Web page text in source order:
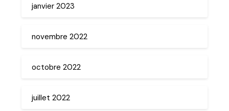
janvier 2023
novembre 2022
octobre 2022
juillet 2022